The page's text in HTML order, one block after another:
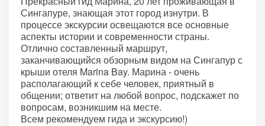
Сингапуре, знающая этот город изнутри. В
процессе экскурсии освещаются все основные
аспекты истории и современности страны.
Отлично составленный маршрут,
заканчивающийся обзорным видом на Сингапур с
крыши отеля Marina Bay. Марина - очень
располагающий к себе человек, приятный в
общении; ответит на любой вопрос, подскажет по
вопросам, возникшим на месте.
Всем рекомендуем гида и экскурсию!)